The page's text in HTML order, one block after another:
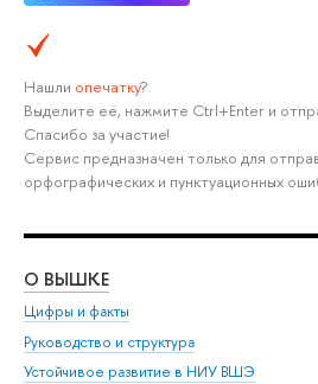
Нашли опечатку?
Выделите её, нажмите Ctrl+Enter и
Спасибо за участие!
Сервис предназначен только для
орфографических и пунктуационных
О ВЫШКЕ
Цифры и факты
Руководство и структура
Устойчивое развитие в НИУ ВШЭ